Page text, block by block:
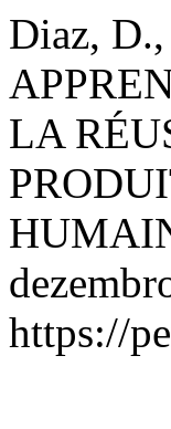
Diaz,
LA
https://